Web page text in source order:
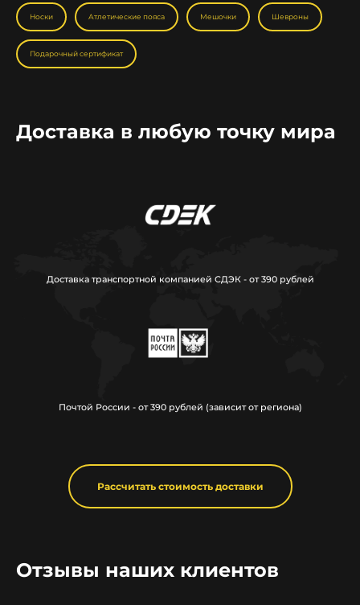
Носки Атлетические пояса Мешочки Шевроны
Подарочный сертификат
Доставка в любую точку мира
Доставка транспортной компанией СДЭК - от 390 рублей
Почтой России - от 390 рублей (зависит от региона)
Рассчитать стоимость доставки
Отзывы наших клиентов